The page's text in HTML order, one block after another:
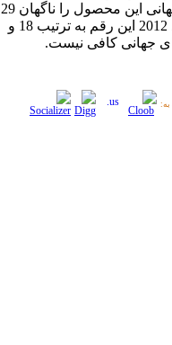
تولید می شوند و لذا سیل در این کشور عرضه جهانی این محصول را ناگهان 29
درصد کاهش یافت. در سه ماهه اول و دوم سال 2012 این رقم به ترتیب 18 و